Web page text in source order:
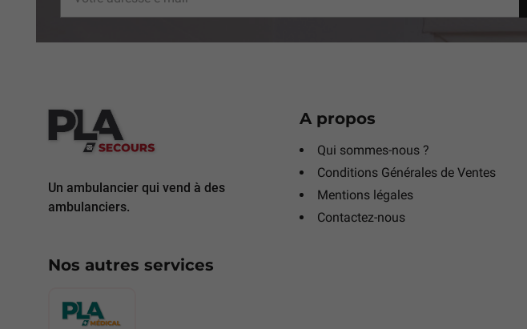
Un ambulancier qui vend à des
ambulanciers.
Nos autres services
A propos
Qui sommes-nous ?
Conditions Générales de Ventes
Mentions légales
Contactez-nous